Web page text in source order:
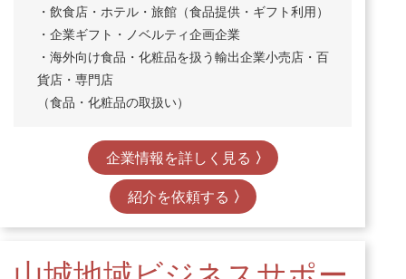
・飲食店・ホテル・旅館（食品提供・ギフト利用）
・企業ギフト・ノベルティ企画企業
・海外向け食品・化粧品を扱う輸出企業小売店・百
貨店・専門店
（食品・化粧品の取扱い）
企業情報を詳しく見る
紹介を依頼する